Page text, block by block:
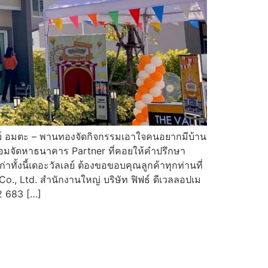
อมตะ – พานทองจัดกิจกรรมเอาใจคนอยากมีบ้าน
จัดหาธนาคาร Partner ที่คอยให้คำปรึกษา
าทั้งนี้เดอะวัลเลย์ ต้องขอขอบคุณลูกค้าทุกท่านที่
Ltd. สำนักงานใหญ่ บริษัท ฟิฟธ์ ดีเวลลอปเม
683 […]